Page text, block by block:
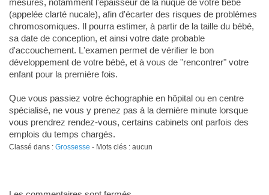
(appelée clarté nucale), afin d'écarter des risques de problèmes
chromosomiques. Il pourra estimer, à partir de la taille du bébé,
sa date de conception, et ainsi votre date probable
d'accouchement. L'examen permet de vérifier le bon
développement de votre bébé, et à vous de "rencontrer" votre
enfant pour la première fois.
Que vous passiez votre échographie en hôpital ou en centre
spécialisé, ne vous y prenez pas à la dernière minute lorsque
vous prendrez rendez-vous, certains cabinets ont parfois des
emplois du temps chargés.
Classé dans : Grossesse - Mots clés : aucun